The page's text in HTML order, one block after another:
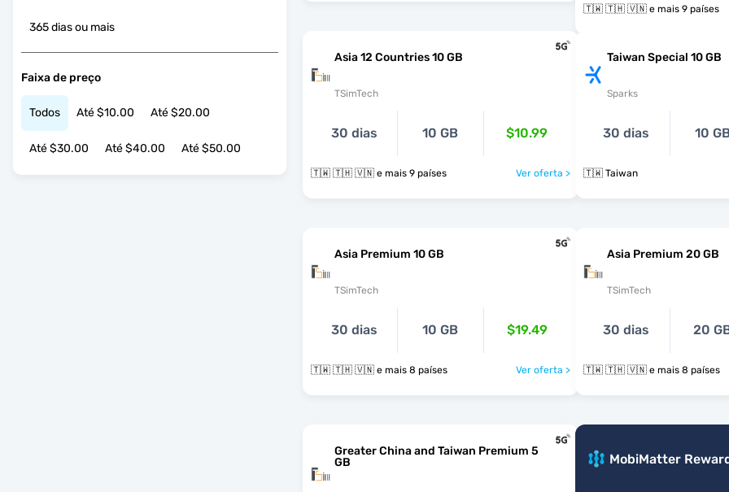
365 dias ou mais
Faixa de preço
Todos Até $10.00 Até $20.00
Até $30.00 Até $40.00 Até $50.00
🇹🇼 🇹🇭 🇻🇳 e mais 9 países
Asia 12 Countries 10 GB
TSimTech
30 dias 10 GB $10.99
🇹🇼 🇹🇭 🇻🇳 e mais 9 países Ver oferta >
Taiwan Special 10 GB
Sparks
30 dias 10
🇹🇼 Taiwan
Asia Premium 10 GB
TSimTech
30 dias 10 GB $19.49
🇹🇼 🇹🇭 🇻🇳 e mais 8 países Ver oferta >
Asia Premium 20 GB
TSimTech
30 dias 20
🇹🇼 🇹🇭 🇻🇳 e mais 8 países
Greater China and Taiwan Premium 5
GB
MobiMatter